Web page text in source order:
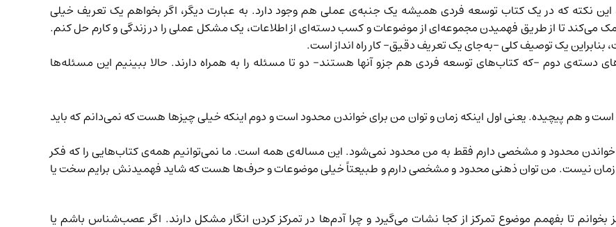
این نکته که در یک کتاب توسعه‌ فردی همیشه یک جنبه‌ی عملی هم وجود دارد. به عبارت دیگر، اگر بخواهم یک تعریف خیلی
می‌کند تا از طریق فهمیدن مجموعه‌ای از موضوعات و کسب دسته‌ای از اطلاعات، یک مشکل عملی را در زندگی و کارم حل کنم.
بنابراین یک توصیف کلی -به‌جای یک تعریف دقیق- کار راه انداز است.
دسته‌ی دوم -که کتاب‌های توسعه‌ فردی هم جزو آنها هستند- دو تا مسئله را به همراه دارند. حالا ببینیم این مسئله‌ها
و هم پیچیده. یعنی اول اینکه زمان و توان من برای خواندن محدود است و دوم اینکه خیلی چیزها هست که نمی‌دانم که باید
خواندن محدود و مشخصی دارم فقط به من محدود نمی‌شود. این مساله‌ی همه است. ما نمی‌توانیم همه‌ی کتاب‌هایی را که فکر
زمان نیست. من توان ذهنی محدود و مشخصی دارم و طبیعتاً خیلی موضوعات و حرف‌ها هست که شاید فهمیدنش برایم سخت یا
تا بفهمم موضوع تمرکز از کجا نشات می‌گیرد و چرا آدم‌ها در تمرکز کردن انگار مشکل دارند. اگر عصب‌شناس باشم یا